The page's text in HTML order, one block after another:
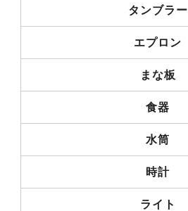
タンブラー
エプロン
まな板
食器
水筒
時計
ライト